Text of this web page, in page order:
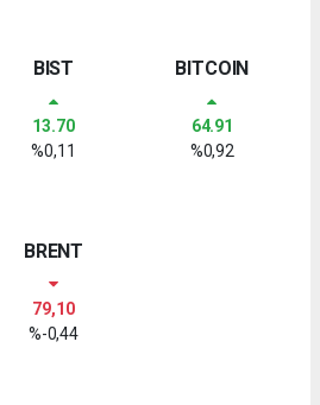
BIST
13.70
%0,11
BITCOIN
64.91
%0,92
BRENT
79,10
%-0,44